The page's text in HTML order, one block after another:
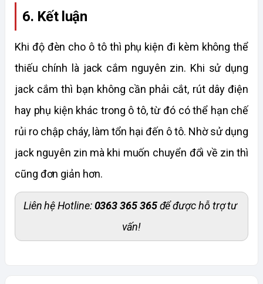
6. Kết luận
Khi độ đèn cho ô tô thì phụ kiện đi kèm không thể
thiếu chính là jack cắm nguyên zin. Khi sử dụng
jack cắm thì bạn không cần phải cắt, rút dây điện
hay phụ kiện khác trong ô tô, từ đó có thể hạn chế
rủi ro chập cháy, làm tổn hại đến ô tô. Nhờ sử dụng
jack nguyên zin mà khi muốn chuyển đổi về zin thì
cũng đơn giản hơn.
Liên hệ Hotline: 0363 365 365 để được hỗ trợ tư
vấn!